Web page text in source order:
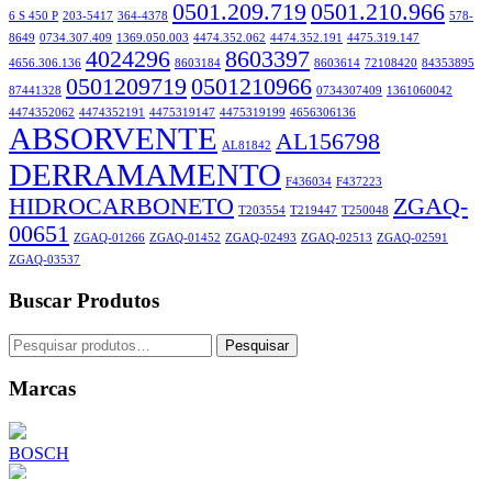
6 S 450 P 203-5417 364-4378 0501.209.719 0501.210.966 578-
8649 0734.307.409 1369.050.003 4474.352.062 4474.352.191 4475.319.147
4656.306.136 4024296 8603184 8603397 8603614 72108420 84353895
87441328 0501209719 0501210966 0734307409 1361060042
4474352062 4474352191 4475319147 4475319199 4656306136
ABSORVENTE AL81842 AL156798
DERRAMAMENTO F436034 F437223
HIDROCARBONETO T203554 T219447 T250048 ZGAQ-
00651 ZGAQ-01266 ZGAQ-01452 ZGAQ-02493 ZGAQ-02513 ZGAQ-02591
ZGAQ-03537
Buscar Produtos
Pesquisar
por:
Pesquisar
Marcas
BOSCH